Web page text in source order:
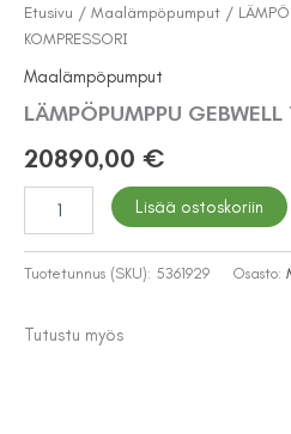
Etusivu / Maalämpöpumput /
KOMPRESSORI
Maalämpöpumput
LÄMPÖPUMPPU
20890,00 €
LÄMPÖPUMPPU
GEBWELL
1-
Lisää ostoskoriin
Tuotetunnus (SKU): 5361929 Osasto:
Tutustu myös